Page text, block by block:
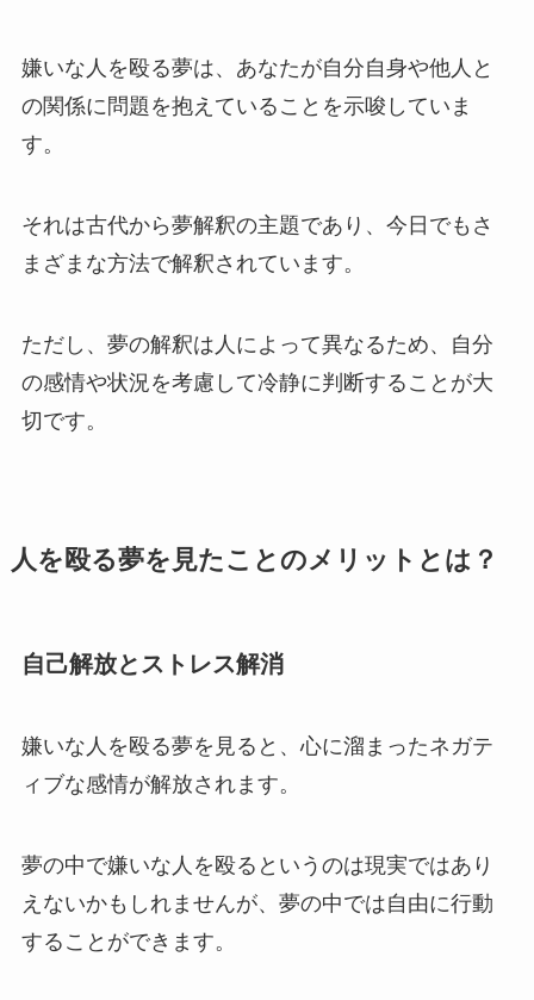
嫌いな人を殴る夢は、あなたが自分自身や他人と
の関係に問題を抱えていることを示唆していま
す。
それは古代から夢解釈の主題であり、今日でもさ
まざまな方法で解釈されています。
ただし、夢の解釈は人によって異なるため、自分
の感情や状況を考慮して冷静に判断することが大
切です。
人を殴る夢を見たことのメリットとは？
自己解放とストレス解消
嫌いな人を殴る夢を見ると、心に溜まったネガテ
ィブな感情が解放されます。
夢の中で嫌いな人を殴るというのは現実ではあり
えないかもしれませんが、夢の中では自由に行動
することができます。